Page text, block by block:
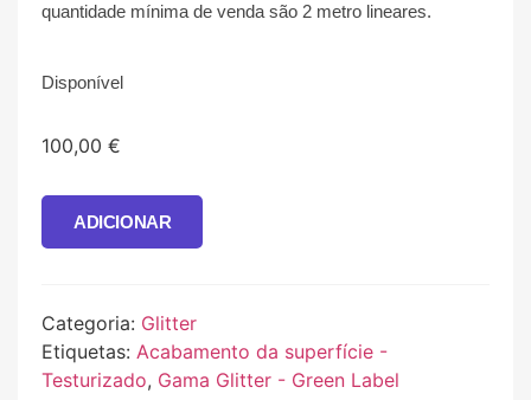
quantidade mínima de venda são 2 metro lineares.
Disponível
100,00 €
ADICIONAR
Categoria: Glitter
Etiquetas: Acabamento da superfície -
Testurizado, Gama Glitter - Green Label